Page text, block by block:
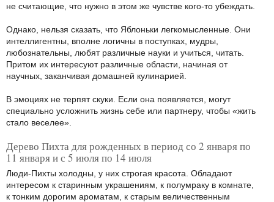
не считающие, что нужно в этом же чувстве кого-то убеждать.
Однако, нельзя сказать, что Яблоньки легкомысленные. Они
интеллигентны, вполне логичны в поступках, мудры,
любознательны, любят различные науки и учиться, читать.
Притом их интересуют различные области, начиная от
научных, заканчивая домашней кулинарией.
В эмоциях не терпят скуки. Если она появляется, могут
специально усложнить жизнь себе или партнеру, чтобы «жить
стало веселее».
Дерево Пихта для рожденных в период со 2 января по
11 января и с 5 июля по 14 июля
Люди-Пихты холодны, у них строгая красота. Обладают
интересом к старинным украшениям, к полумраку в комнате,
к тонким дорогим ароматам, к старым величественным